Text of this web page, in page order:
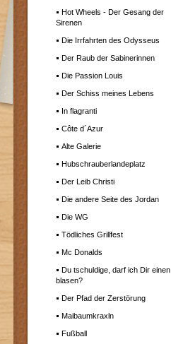
Hot Wheels - Der Gesang der
Sirenen
Die Irrfahrten des Odysseus
Der Raub der Sabinerinnen
Die Passion Louis
Der Schiss meines Lebens
In flagranti
Côte d´Azur
Alte Galerie
Hubschrauberlandeplatz
Der Leib Christi
Die andere Seite des Jordan
Die WG
Tödliches Grillfest
Mc Donalds
Du tschuldige, darf ich Dir einen
blasen?
Der Pfad der Zerstörung
Maibaumkraxln
Fußball